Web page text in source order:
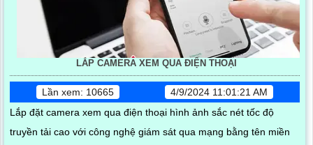
LẮP CAMERA XEM QUA ĐIỆN THOẠI
Lần xem: 10665
4/9/2024 11:01:21 AM
Lắp đặt camera xem qua điện thoại hình ảnh sắc nét tốc độ
truyền tải cao với công nghệ giám sát qua mạng bằng tên miền